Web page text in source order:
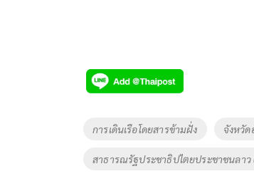
Tags
การเดินเรือโดยสารข้ามฝั่ง จังหวั
สาธารณรัฐประชาธิปไตยประชาชนลาว